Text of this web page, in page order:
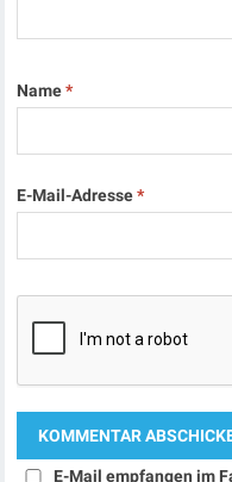
Name*
E-Mail-Adresse*
E-Mail empfangen im